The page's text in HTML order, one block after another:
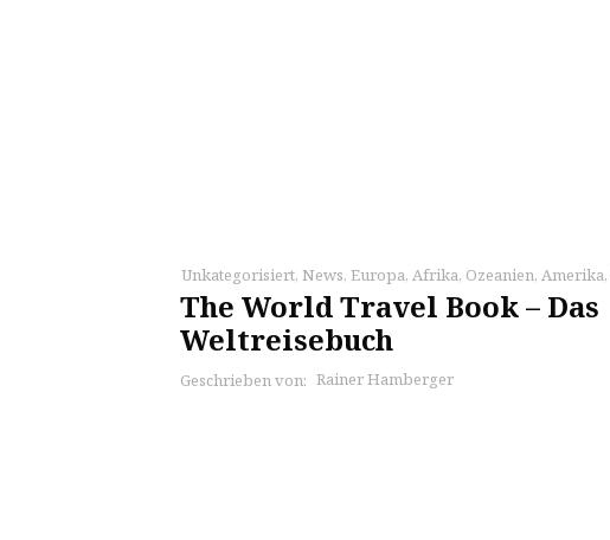
Unkategorisiert, News, Europa, Afrika, Ozeanien, Amerika,
The World Travel Book – Das
Weltreisebuch
Geschrieben von: Rainer Hamberger